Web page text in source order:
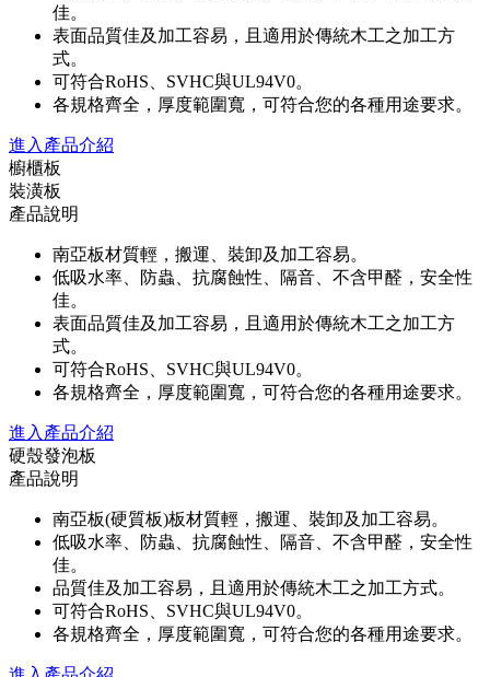
佳。
表面品質佳及加工容易，且適用於傳統木工之加工方
式。
可符合RoHS、SVHC與UL94V0。
各規格齊全，厚度範圍寬，可符合您的各種用途要求。
進入產品介紹
櫥櫃板
裝潢板
產品說明
南亞板材質輕，搬運、裝卸及加工容易。
低吸水率、防蟲、抗腐蝕性、隔音、不含甲醛，安全性
佳。
表面品質佳及加工容易，且適用於傳統木工之加工方
式。
可符合RoHS、SVHC與UL94V0。
各規格齊全，厚度範圍寬，可符合您的各種用途要求。
進入產品介紹
硬殼發泡板
產品說明
南亞板(硬質板)板材質輕，搬運、裝卸及加工容易。
低吸水率、防蟲、抗腐蝕性、隔音、不含甲醛，安全性
佳。
品質佳及加工容易，且適用於傳統木工之加工方式。
可符合RoHS、SVHC與UL94V0。
各規格齊全，厚度範圍寬，可符合您的各種用途要求。